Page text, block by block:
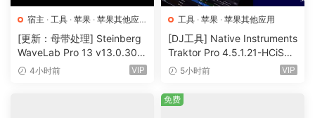
now joined by new artificial intelligence-driven audio
extraction and repair processes, making this the most
significant version of SpectraLayers yet.
Artificial Intelligence. Sensory Integration.
Looking at audio on a spectrograph display is one thing,
but the ability to easily touch, sculpt and shape what you
宿主 · 工具 · 苹果 · 苹果其他应
用· 苹果宿主
[更新：母带处理] Steinberg
WaveLab Pro 13 v13.0.30
+安装方法 [WiN, MacOSX]
4小时前 VIP
工具 · 苹果 · 苹果其他应用
[DJ工具] Native Instruments
Traktor Pro 4.5.1.21-HCiSO
[MacOSX]（402.83MB）
5小时前 VIP
免费